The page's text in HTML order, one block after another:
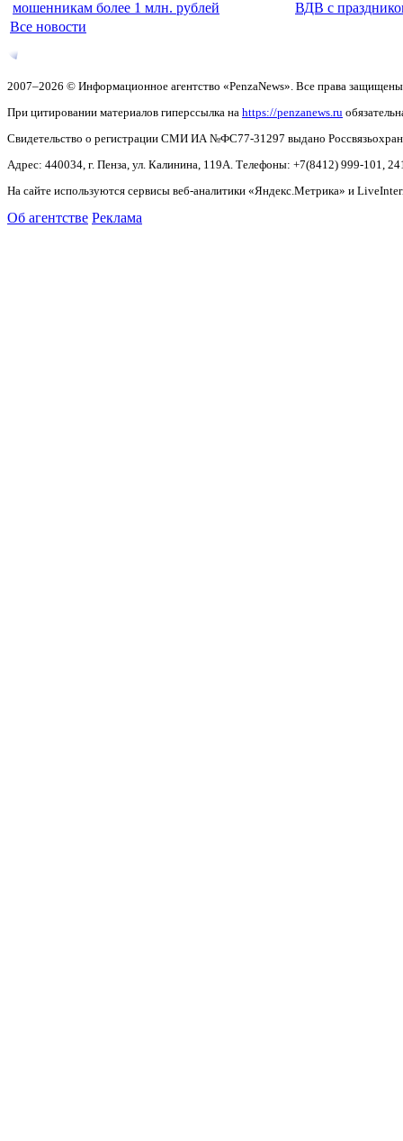
мошенникам более 1 млн. рублей
ВДВ с
Все новости
2007–2026 © Информационное агентство «PenzaNews». Все права
При цитировании материалов гиперссылка на https://penzanews.ru
Свидетельство о регистрации СМИ ИА №ФС77-31297 выдано
Адрес: 440034, г. Пенза, ул. Калинина, 119А. Телефоны: +7(8412) 999-101,
На сайте используются сервисы веб-аналитики «Яндекс.Метрика» и
Об агентстве Реклама